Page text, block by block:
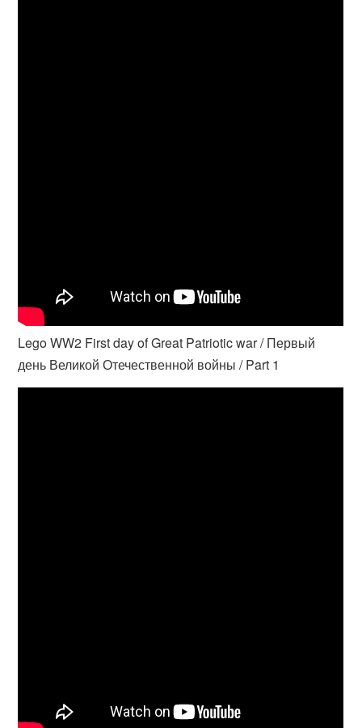
Lego WW2 First day of Great Patriotic war / Первый
день Великой Отечественной войны / Part 1